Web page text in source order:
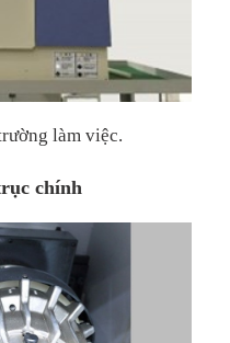
làm việc.
chính